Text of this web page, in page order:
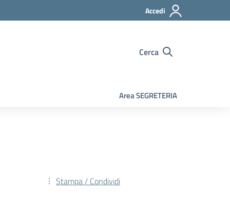
Accedi
Cerca
Area SEGRETERIA
Stampa / Condividi